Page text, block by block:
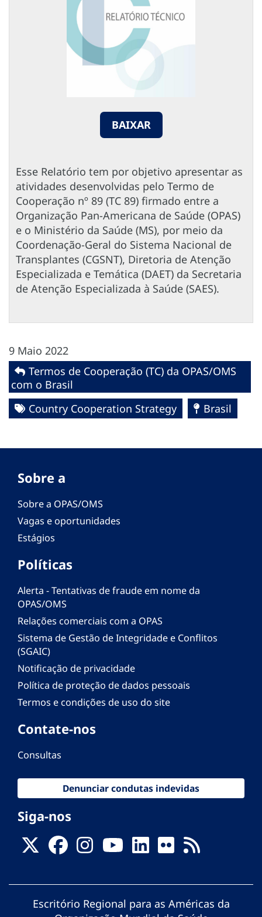
BAIXAR
Esse Relatório tem por objetivo apresentar as
atividades desenvolvidas pelo Termo de
Cooperação nº 89 (TC 89) firmado entre a
Organização Pan-Americana de Saúde (OPAS)
e o Ministério da Saúde (MS), por meio da
Coordenação-Geral do Sistema Nacional de
Transplantes (CGSNT), Diretoria de Atenção
Especializada e Temática (DAET) da Secretaria
de Atenção Especializada à Saúde (SAES).
9 Maio 2022
Termos de Cooperação (TC) da OPAS/OMS
com o Brasil
Country Cooperation Strategy
Brasil
Sobre a
Sobre a OPAS/OMS
Vagas e oportunidades
Estágios
Políticas
Alerta - Tentativas de fraude em nome da
OPAS/OMS
Relações comerciais com a OPAS
Sistema de Gestão de Integridade e Conflitos
(SGAIC)
Notificação de privacidade
Política de proteção de dados pessoais
Termos e condições de uso do site
Contate-nos
Consultas
Denunciar condutas indevidas
Siga-nos
Escritório Regional para as Américas da